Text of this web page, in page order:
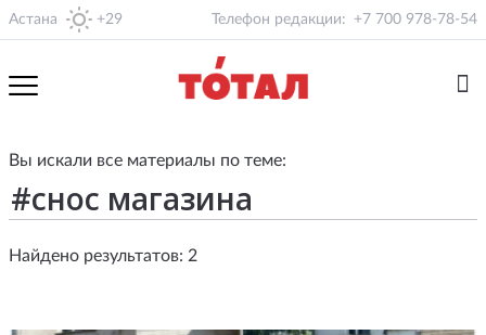
Астана +29 Телефон редакции: +7 700 978-78-54
Вы искали все материалы по теме:
Найдено результатов: 2